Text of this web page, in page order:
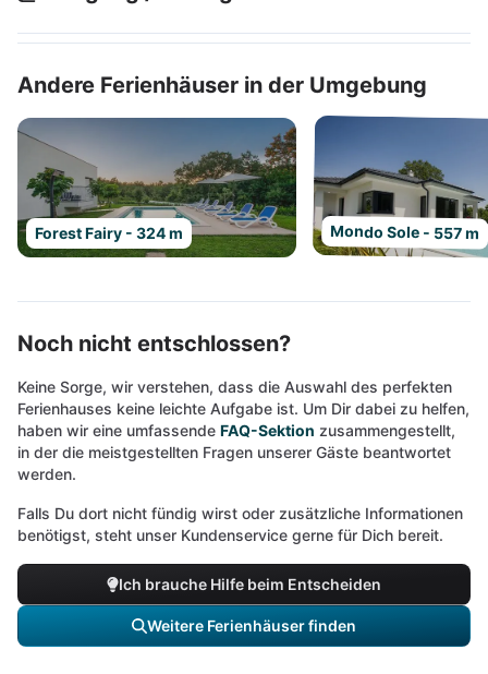
Andere Ferienhäuser in der Umgebung
Forest Fairy - 324 m Mondo Sole - 557 m
Noch nicht entschlossen?
Keine Sorge, wir verstehen, dass die Auswahl des perfekten
Ferienhauses keine leichte Aufgabe ist. Um Dir dabei zu helfen,
haben wir eine umfassende FAQ-Sektion zusammengestellt,
in der die meistgestellten Fragen unserer Gäste beantwortet
werden.
Falls Du dort nicht fündig wirst oder zusätzliche Informationen
benötigst, steht unser Kundenservice gerne für Dich bereit.
Ich brauche Hilfe beim Entscheiden
Weitere Ferienhäuser finden